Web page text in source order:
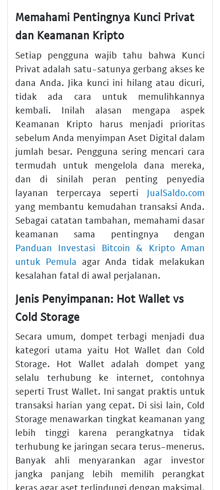
Memahami Pentingnya Kunci Privat
dan Keamanan Kripto
Setiap pengguna wajib tahu bahwa Kunci
Privat adalah satu-satunya gerbang akses ke
dana Anda. Jika kunci ini hilang atau dicuri,
tidak ada cara untuk memulihkannya
kembali. Inilah alasan mengapa aspek
Keamanan Kripto harus menjadi prioritas
sebelum Anda menyimpan Aset Digital dalam
jumlah besar. Pengguna sering mencari cara
termudah untuk mengelola dana mereka,
dan di sinilah peran penting penyedia
layanan terpercaya seperti JualSaldo.com
yang membantu kemudahan transaksi Anda.
Sebagai catatan tambahan, memahami dasar
keamanan sama pentingnya dengan
Panduan Investasi Bitcoin & Kripto Aman
untuk Pemula agar Anda tidak melakukan
kesalahan fatal di awal perjalanan.
Jenis Penyimpanan: Hot Wallet vs
Cold Storage
Secara umum, dompet terbagi menjadi dua
kategori utama yaitu Hot Wallet dan Cold
Storage. Hot Wallet adalah dompet yang
selalu terhubung ke internet, contohnya
seperti Trust Wallet. Ini sangat praktis untuk
transaksi harian yang cepat. Di sisi lain, Cold
Storage menawarkan tingkat keamanan yang
lebih tinggi karena perangkatnya tidak
terhubung ke jaringan secara terus-menerus.
Banyak ahli menyarankan agar investor
jangka panjang lebih memilih perangkat
keras agar aset terlindungi dengan maksimal.